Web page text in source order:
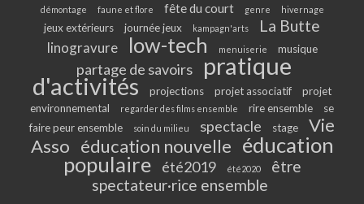
démontage
faune et flore fête du court genre hivernage
jeux extérieurs journée jeux kampagn'arts La Butte
linogravure low-tech menuiserie musique
partage de savoirs pratique
d'activités projections projet associatif
projet
environnemental
regarder des films ensemble rire ensemble
se
faire peur ensemble
soin du milieu spectacle stage
Vie
Asso éducation nouvelle éducation
populaire
été2019 été2020
être
spectateur·rice ensemble